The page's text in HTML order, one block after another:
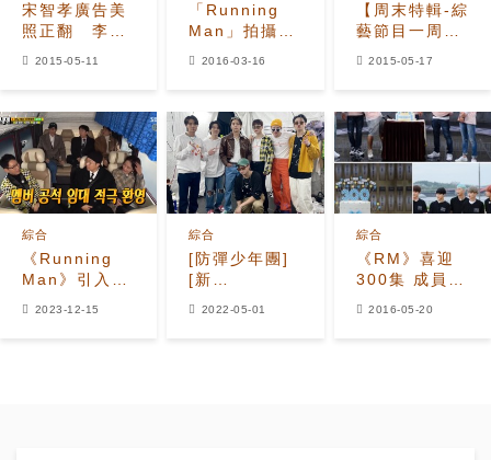
宋智孝廣告美
照正翻 李光
2015-05-11
「Running
Man」拍攝現
2016-03-16
【周末特輯-綜
藝節目一周回
Hani曖昧中
2015-05-17
《Running
Man》引入
綜合
2023-12-15
[防彈少年團]
[新
綜合
2022-05-01
《RM》喜迎
300集 成員展
綜合
2016-05-20